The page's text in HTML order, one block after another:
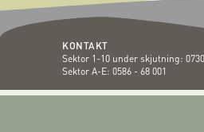
KONTAKT
Sektor 1-10 under skjutning:
Sektor A-E: 0586 - 68 001